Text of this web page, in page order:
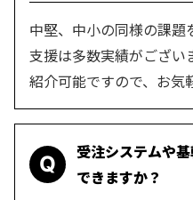
中堅、中小の同様の課
支援は多数実績がござい
紹介可能ですので、お気
Q
受注システムや
できますか？